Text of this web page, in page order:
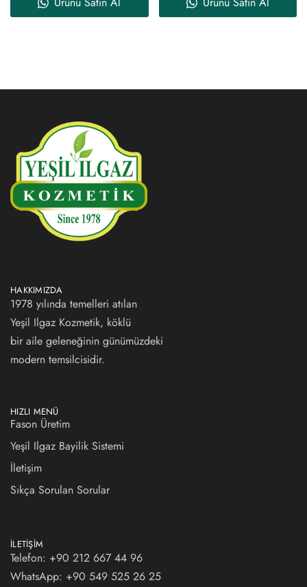
HAKKIMIZDA
1978 yılında temelleri atılan
Yeşil Ilgaz Kozmetik, köklü
bir aile geleneğinin günümüzdeki
modern temsilcisidir.
HIZLI MENÜ
Fason Üretim
Yeşil Ilgaz Bayilik Sistemi
İletişim
Sıkça Sorulan Sorular
İLETIŞIM
Telefon: +90 212 667 44 96
WhatsApp: +90 549 525 26 25